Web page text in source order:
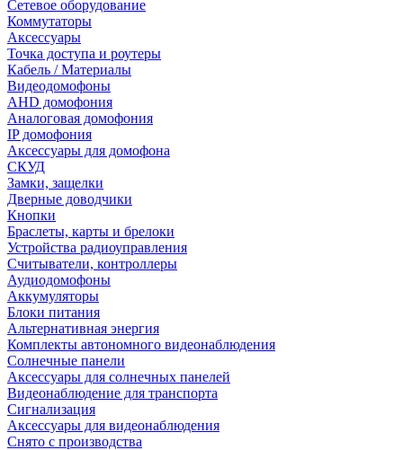
Сетевое оборудование
Коммутаторы
Аксессуары
Точка доступа и роутеры
Кабель / Материалы
Видеодомофоны
AHD домофония
Аналоговая домофония
IP домофония
Аксессуары для домофона
СКУД
Замки, защелки
Дверные доводчики
Кнопки
Браслеты, карты и брелоки
Устройства радиоуправления
Считыватели, контроллеры
Аудиодомофоны
Аккумуляторы
Блоки питания
Альтернативная энергия
Комплекты автономного видеонаблюдения
Солнечные панели
Аксессуары для солнечных панелей
Видеонаблюдение для транспорта
Сигнализация
Аксессуары для видеонаблюдения
Снято с производства